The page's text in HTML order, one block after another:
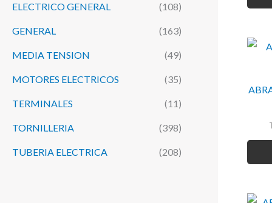
ELECTRICO GENERAL (108)
GENERAL (163)
MEDIA TENSION (49)
MOTORES ELECTRICOS (35)
TERMINALES (11)
TORNILLERIA (398)
TUBERIA ELECTRICA (208)